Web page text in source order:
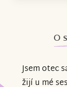
O
Jsem otec
žijí u mé